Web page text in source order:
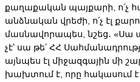
քաղաքական պայքարի, ո՛չ
անձնական վրեժի, ո՛չ էլ
մասնավորապես, նշեց․ «Սա
չէ՝ սա թե՛ ՀՀ
այնպես էլ միջազգային մի
խախտում է, որը հակասում